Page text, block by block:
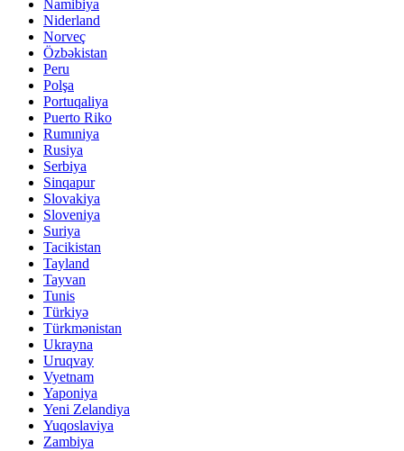
Namibiya
Niderland
Norveç
Özbəkistan
Peru
Polşa
Portuqaliya
Puerto Riko
Rumıniya
Rusiya
Serbiya
Sinqapur
Slovakiya
Sloveniya
Suriya
Tacikistan
Tayland
Tayvan
Tunis
Türkiyə
Türkmənistan
Ukrayna
Uruqvay
Vyetnam
Yaponiya
Yeni Zelandiya
Yuqoslaviya
Zambiya